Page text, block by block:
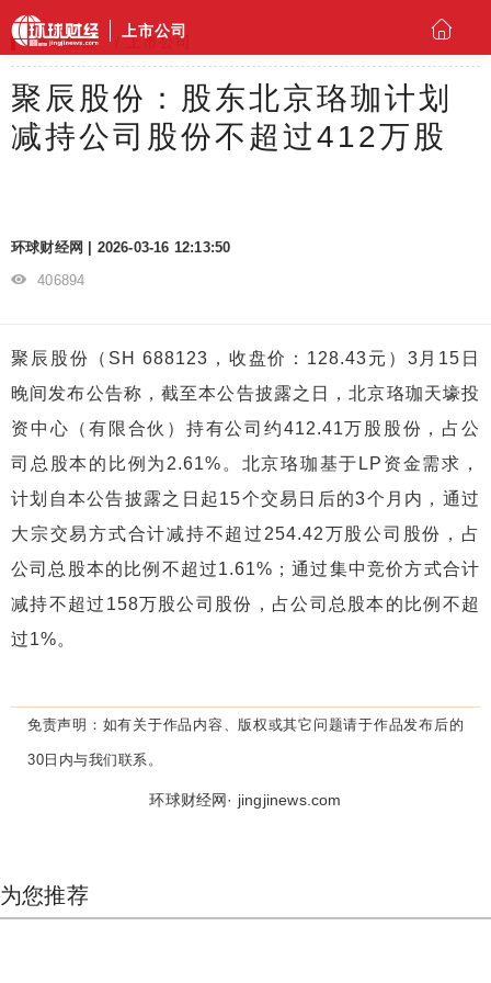
上市公司
环球财经 上市公司
聚辰股份：股东北京珞珈计划
减持公司股份不超过412万股
环球财经网 | 2026-03-16 12:13:50
406894
聚辰股份（SH 688123，收盘价：128.43元）3月15日
晚间发布公告称，截至本公告披露之日，北京珞珈天壕投
资中心（有限合伙）持有公司约412.41万股股份，占公
司总股本的比例为2.61%。北京珞珈基于LP资金需求，
计划自本公告披露之日起15个交易日后的3个月内，通过
大宗交易方式合计减持不超过254.42万股公司股份，占
公司总股本的比例不超过1.61%；通过集中竞价方式合计
减持不超过158万股公司股份，占公司总股本的比例不超
过1%。
免责声明： 如有关于作品内容、版权或其它问题请于作品发布后的
30日内与我们联系。
环球财经网· jingjinews.com
为您推荐